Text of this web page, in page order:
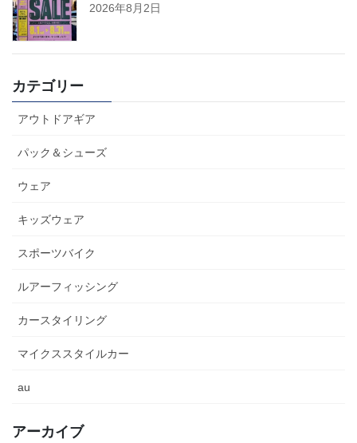
2026年8月2日
カテゴリー
アウトドアギア
パック＆シューズ
ウェア
キッズウェア
スポーツバイク
ルアーフィッシング
カースタイリング
マイクススタイルカー
au
アーカイブ